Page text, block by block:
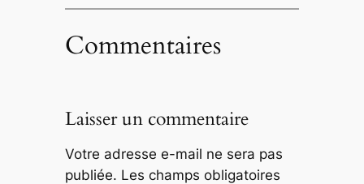
Commentaires
Laisser un commentaire
Votre adresse e-mail ne sera pas
publiée. Les champs obligatoires